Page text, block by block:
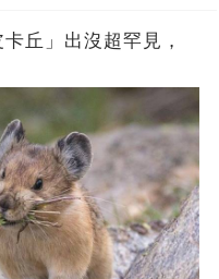
丘」出沒超罕見，